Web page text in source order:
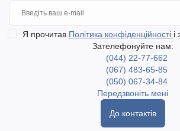
Я прочитав Політика конфіденційності і
Зателефонуйте нам:
(044) 22-77-662
(067) 483-65-85
(050) 067-34-84
Передзвоніть мені
До контактів